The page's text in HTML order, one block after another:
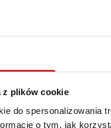
z plików cookie
do spersonalizowania
o tym, jak
przepisów,
być wypłacane
że w przypadku,
sumy
poszkodowany musiał
sprawią, że